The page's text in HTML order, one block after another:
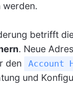
werden.
betrifft
. Neue
den
Account
und